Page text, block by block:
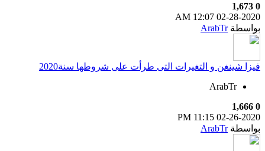
0
1,673
02-28-2020
12:07 AM
بواسطةArabTr
فيزا شينغن و التغيرات التى طرأت على شروطها سنة2020
ArabTr
0
1,666
02-26-2020
11:15 PM
بواسطةArabTr